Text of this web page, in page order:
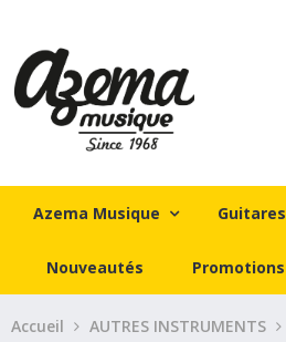
Azema Musique Guitares
Nouveautés Promotions
Accueil AUTRES INSTRUMENTS